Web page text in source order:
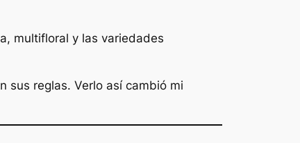
multifloral y las variedades
sus reglas. Verlo así cambió mi